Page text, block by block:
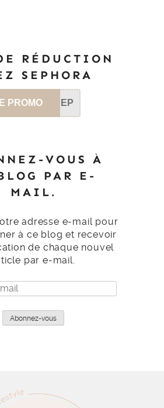
RÉDUCTION
SEPHORA
PROMO SEP
VOUS À
PAR E-
MAIL.
adresse e-mail pour
à ce blog et recevoir
de chaque nouvel
par e-mail.
Abonnez-vous